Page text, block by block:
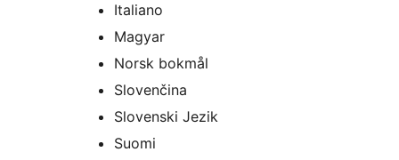
Italiano
Magyar
Norsk bokmål
Slovenčina
Slovenski Jezik
Suomi